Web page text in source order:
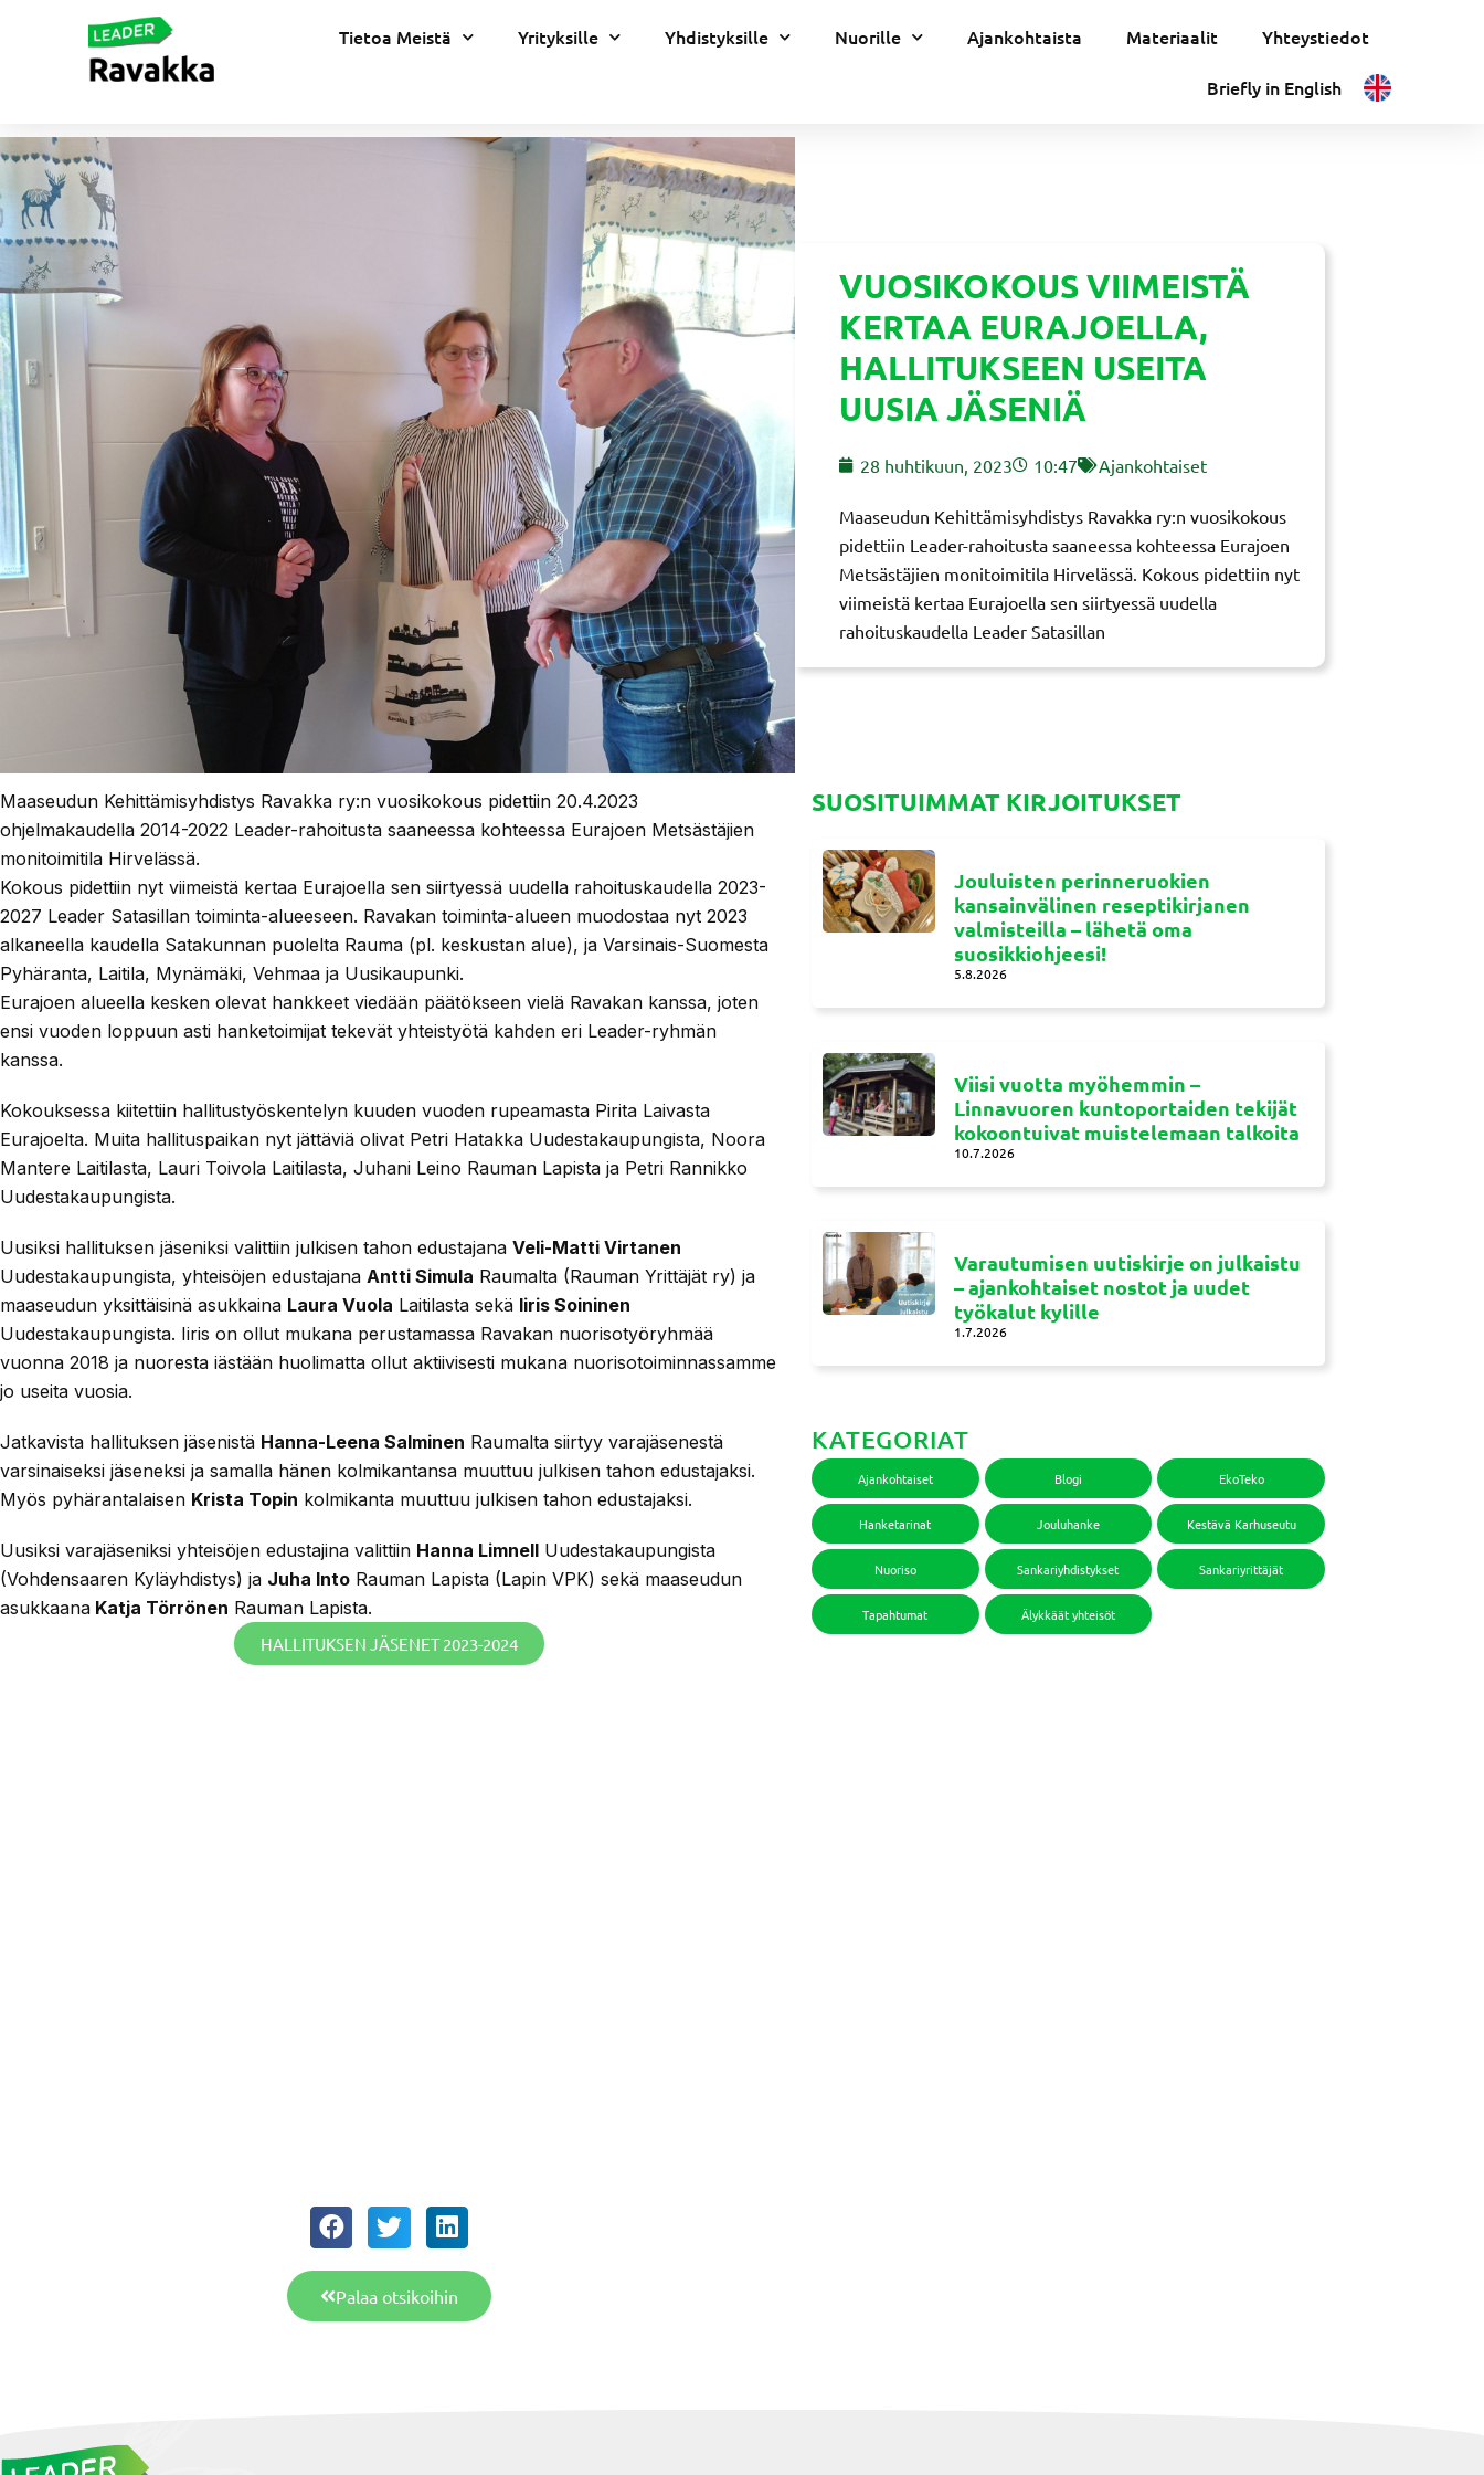
Tietoa Meistä Yrityksille Yhdistyksille Nuorille Ajankohtaista Materiaalit Yhteystiedot
Briefly in English
VUOSIKOKOUS VIIMEISTÄ
KERTAA EURAJOELLA,
HALLITUKSEEN USEITA
UUSIA JÄSENIÄ
28 huhtikuun, 2023 10:47 Ajankohtaiset
Maaseudun Kehittämisyhdistys Ravakka ry:n vuosikokous
pidettiin Leader-rahoitusta saaneessa kohteessa Eurajoen
Metsästäjien monitoimitila Hirvelässä. Kokous pidettiin nyt
viimeistä kertaa Eurajoella sen siirtyessä uudella
rahoituskaudella Leader Satasillan
Maaseudun Kehittämisyhdistys Ravakka ry:n vuosikokous pidettiin 20.4.2023
ohjelmakaudella 2014-2022 Leader-rahoitusta saaneessa kohteessa Eurajoen Metsästäjien
monitoimitila Hirvelässä.
Kokous pidettiin nyt viimeistä kertaa Eurajoella sen siirtyessä uudella rahoituskaudella 2023-
2027 Leader Satasillan toiminta-alueeseen. Ravakan toiminta-alueen muodostaa nyt 2023
alkaneella kaudella Satakunnan puolelta Rauma (pl. keskustan alue), ja Varsinais-Suomesta
Pyhäranta, Laitila, Mynämäki, Vehmaa ja Uusikaupunki.
Eurajoen alueella kesken olevat hankkeet viedään päätökseen vielä Ravakan kanssa, joten
ensi vuoden loppuun asti hanketoimijat tekevät yhteistyötä kahden eri Leader-ryhmän
kanssa.
Kokouksessa kiitettiin hallitustyöskentelyn kuuden vuoden rupeamasta Pirita Laivasta
Eurajoelta. Muita hallituspaikan nyt jättäviä olivat Petri Hatakka Uudestakaupungista, Noora
Mantere Laitilasta, Lauri Toivola Laitilasta, Juhani Leino Rauman Lapista ja Petri Rannikko
Uudestakaupungista.
Uusiksi hallituksen jäseniksi valittiin julkisen tahon edustajana Veli-Matti Virtanen
Uudestakaupungista, yhteisöjen edustajana Antti Simula Raumalta (Rauman Yrittäjät ry) ja
maaseudun yksittäisinä asukkaina Laura Vuola Laitilasta sekä Iiris Soininen
Uudestakaupungista. Iiris on ollut mukana perustamassa Ravakan nuorisotyöryhmää
vuonna 2018 ja nuoresta iästään huolimatta ollut aktiivisesti mukana nuorisotoiminnassamme
jo useita vuosia.
Jatkavista hallituksen jäsenistä Hanna-Leena Salminen Raumalta siirtyy varajäsenestä
varsinaiseksi jäseneksi ja samalla hänen kolmikantansa muuttuu julkisen tahon edustajaksi.
Myös pyhärantalaisen Krista Topin kolmikanta muuttuu julkisen tahon edustajaksi.
Uusiksi varajäseniksi yhteisöjen edustajina valittiin Hanna Limnell Uudestakaupungista
(Vohdensaaren Kyläyhdistys) ja Juha Into Rauman Lapista (Lapin VPK) sekä maaseudun
asukkaana Katja Törrönen Rauman Lapista.
HALLITUKSEN JÄSENET 2023-2024
Palaa otsikoihin
SUOSITUIMMAT KIRJOITUKSET
Jouluisten perinneruokien
kansainvälinen reseptikirjanen
valmisteilla – lähetä oma
suosikkiohjeesi!
5.8.2026
Viisi vuotta myöhemmin –
Linnavuoren kuntoportaiden tekijät
kokoontuivat muistelemaan talkoita
10.7.2026
Varautumisen uutiskirje on julkaistu
– ajankohtaiset nostot ja uudet
työkalut kylille
1.7.2026
KATEGORIAT
Ajankohtaiset Blogi EkoTeko
Hanketarinat Jouluhanke Kestävä Karhuseutu
Nuoriso Sankariyhdistykset Sankariyrittäjät
Tapahtumat Älykkäät yhteisöt